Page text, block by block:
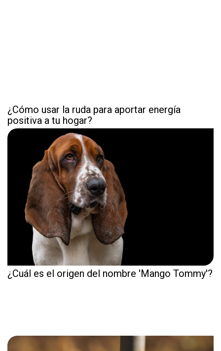
¿Cómo usar la ruda para aportar energía
positiva a tu hogar?
¿Cuál es el origen del nombre 'Mango Tommy'?